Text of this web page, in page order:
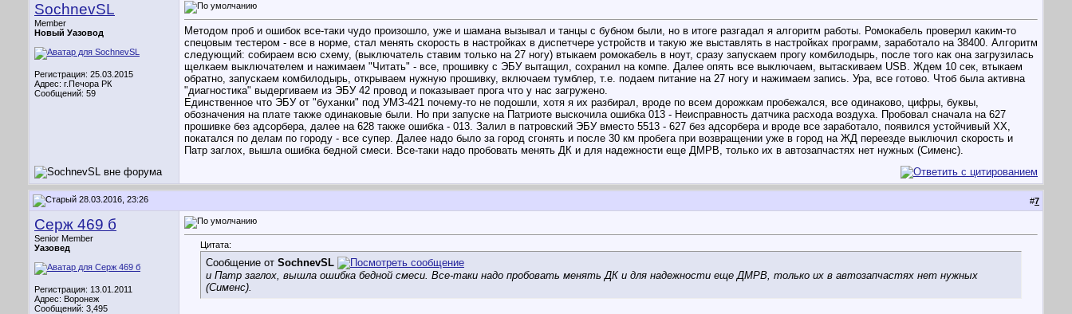
SochnevSL
Member
Новый Уазовод
Регистрация: 25.03.2015
Адрес: г.Печора РК
Сообщений: 59
Методом проб и ошибок все-таки чудо произошло, уже и шамана вызывал и танцы с бубном были, но в итоге разгадал я алгоритм работы. Ромокабель проверил каким-то
спецовым тестером - все в норме, стал менять скорость в настройках в диспетчере устройств и такую же выставлять в настройках программ, заработало на 38400. Алгоритм
следующий: собираем всю схему, (выключатель ставим только на 27 ногу) втыкаем ромокабель в ноут, сразу запускаем прогу комбилодырь, после того как она загрузилась
щелкаем выключателем и нажимаем "Читать" - все, прошивку с ЭБУ вытащил, сохранил на компе. Далее опять все выключаем, вытаскиваем USB. Ждем 10 сек, втыкаем
обратно, запускаем комбилодырь, открываем нужную прошивку, включаем тумблер, т.е. подаем питание на 27 ногу и нажимаем запись. Ура, все готово. Чтоб была активна
"диагностика" выдергиваем из ЭБУ 42 провод и показывает прога что у нас загружено.
Единственное что ЭБУ от "буханки" под УМЗ-421 почему-то не подошли, хотя я их разбирал, вроде по всем дорожкам пробежался, все одинаково, цифры, буквы,
обозначения на плате также одинаковые были. Но при запуске на Патриоте выскочила ошибка 013 - Неисправность датчика расхода воздуха. Пробовал сначала на 627
прошивке без адсорбера, далее на 628 также ошибка - 013. Залил в патровский ЭБУ вместо 5513 - 627 без адсорбера и вроде все заработало, появился устойчивый ХХ,
покатался по делам по городу - все супер. Далее надо было за город сгонять и после 30 км пробега при возвращении уже в город на ЖД переезде выключил скорость и
Патр заглох, вышла ошибка бедной смеси. Все-таки надо пробовать менять ДК и для надежности еще ДМРВ, только их в автозапчастях нет нужных (Сименс).
28.03.2016, 23:26 #7
Серж 469 б
Senior Member
Уазовед
Регистрация: 13.01.2011
Адрес: Воронеж
Сообщений: 3,495
Цитата:
Сообщение от SochnevSL
и Патр заглох, вышла ошибка бедной смеси. Все-таки надо пробовать менять ДК и для надежности еще ДМРВ, только их в автозапчастях нет нужных
(Сименс).